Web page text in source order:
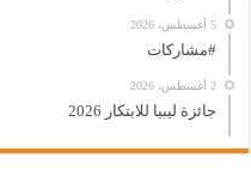
5 أغسطس، 2026
#مشاركات
2 أغسطس، 2026
جائزة ليبيا للابتكار 2026